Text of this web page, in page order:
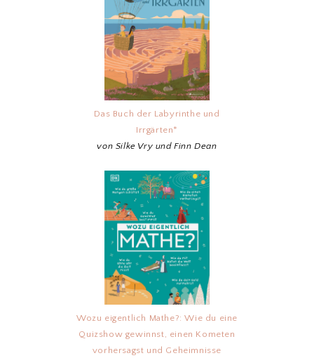
Das Buch der Labyrinthe und
Irrgärten*
von Silke Vry und Finn Dean
Wozu eigentlich Mathe?: Wie du eine
Quizshow gewinnst, einen Kometen
vorhersagst und Geheimnisse